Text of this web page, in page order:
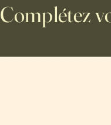
Complétez